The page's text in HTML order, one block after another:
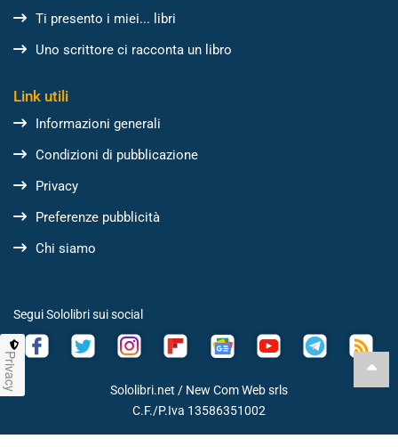
Ti presento i miei... libri
Uno scrittore ci racconta un libro
Link utili
Informazioni generali
Condizioni di pubblicazione
Privacy
Preferenze pubblicità
Chi siamo
Segui Sololibri sui social
Sololibri.net / New Com Web srls
C.F./P.Iva 13586351002
Privacy